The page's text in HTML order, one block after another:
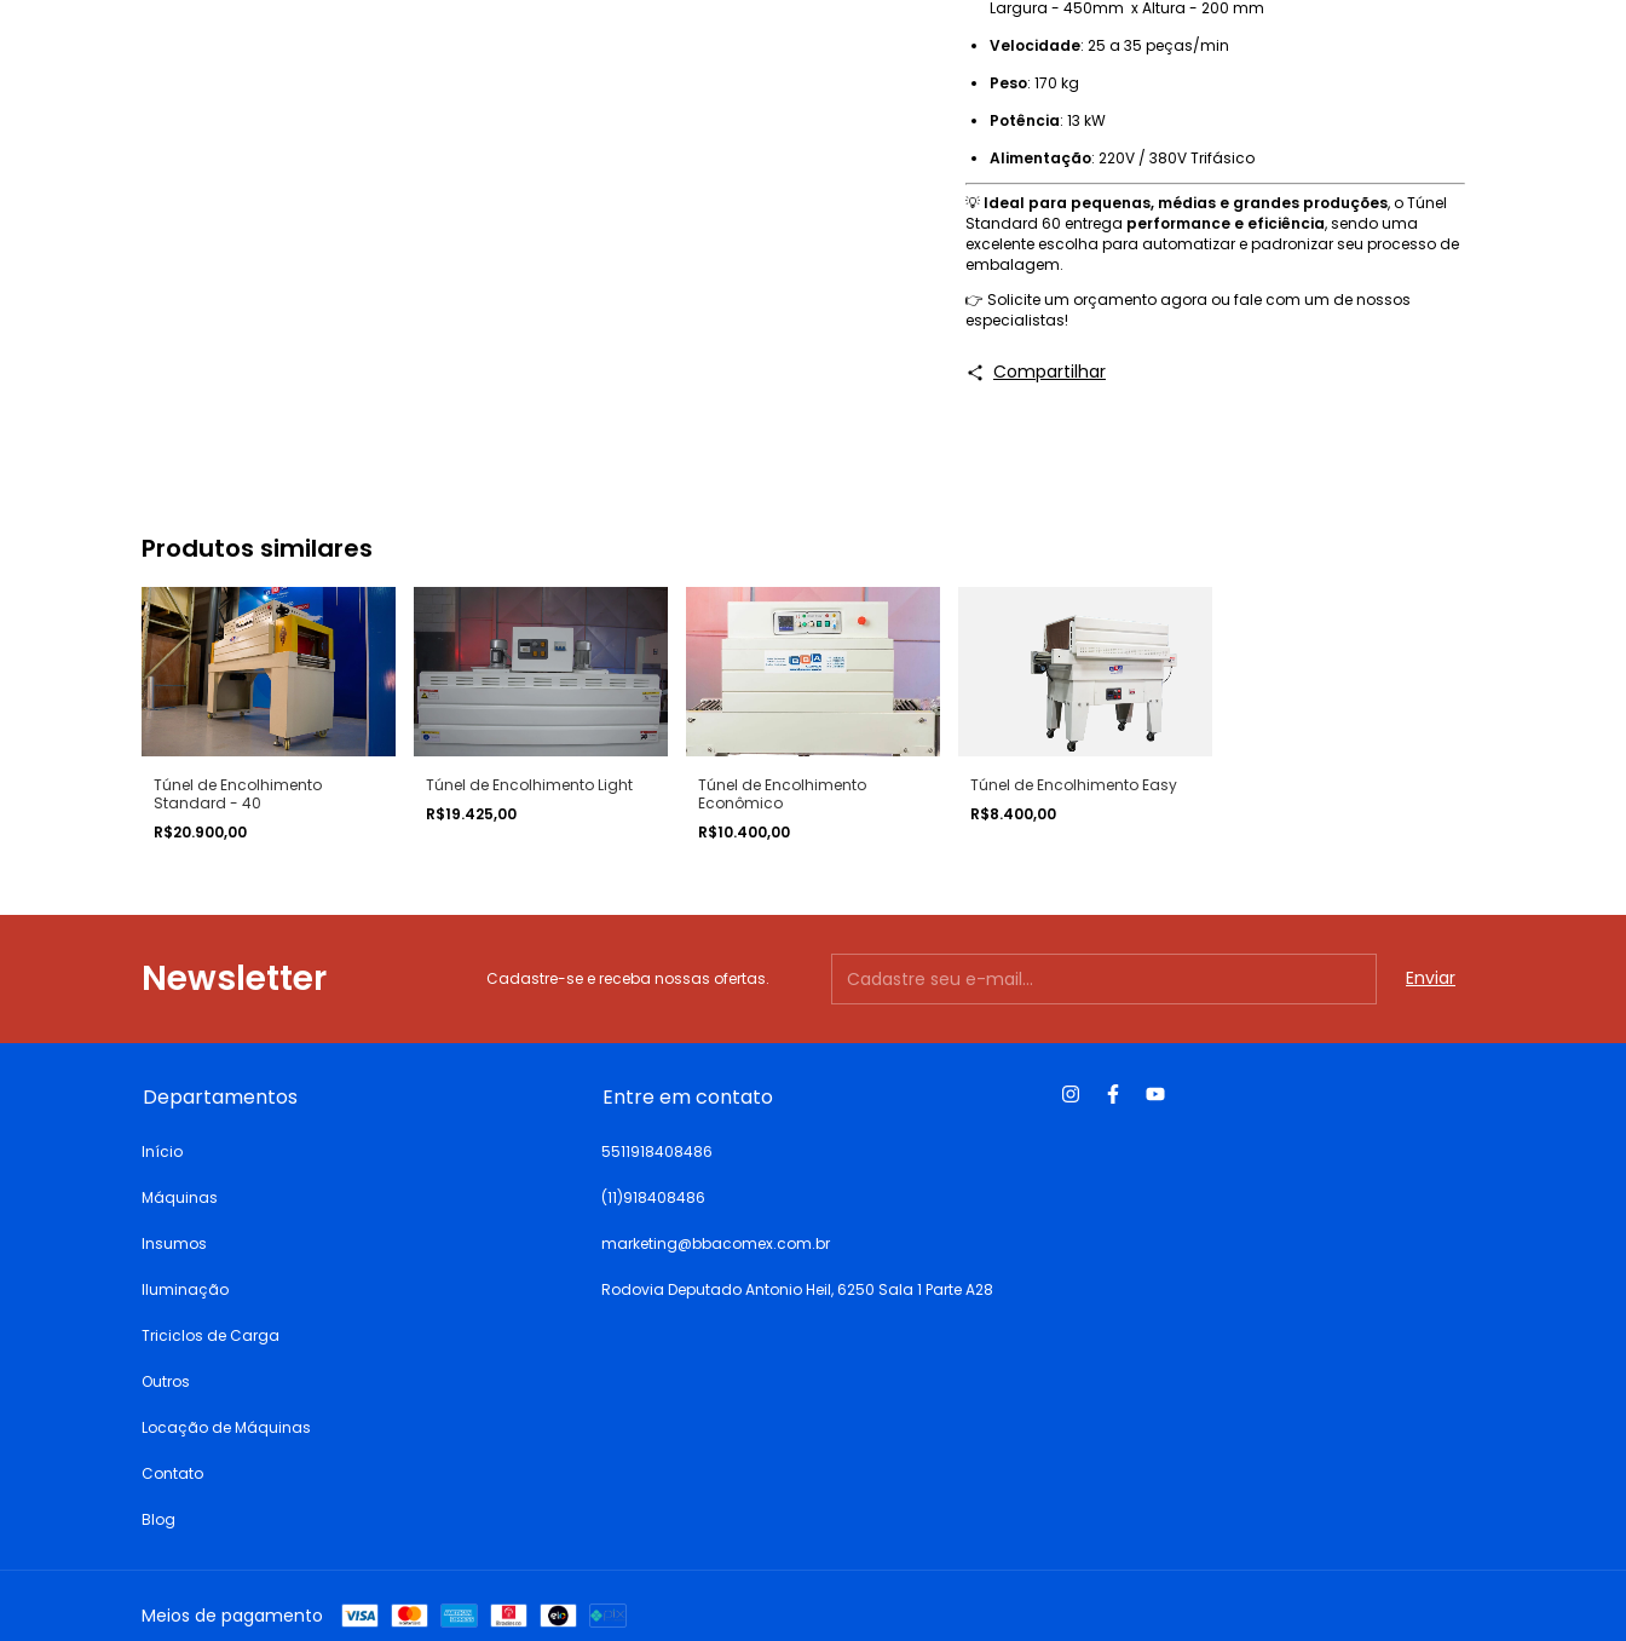
Largura - 450mm x Altura - 200 mm
Velocidade: 25 a 35 peças/min
Peso: 170 kg
Potência: 13 kW
Alimentação: 220V / 380V Trifásico
💡 Ideal para pequenas, médias e grandes produções, o Túnel
Standard 60 entrega performance e eficiência, sendo uma
excelente escolha para automatizar e padronizar seu processo de
embalagem.
👉 Solicite um orçamento agora ou fale com um de nossos
especialistas!
Compartilhar
Produtos similares
Túnel de Encolhimento
Standard - 40
R$20.900,00
Túnel de Encolhimento Light
R$19.425,00
Túnel de Encolhimento
Econômico
R$10.400,00
Túnel de Encolhimento Easy
R$8.400,00
Newsletter Cadastre-se e receba nossas ofertas.
Departamentos
Início
Máquinas
Insumos
Iluminação
Triciclos de Carga
Outros
Locação de Máquinas
Contato
Blog
Entre em contato
5511918408486
(11)918408486
marketing@bbacomex.com.br
Rodovia Deputado Antonio Heil, 6250 Sala 1 Parte A28
Meios de pagamento